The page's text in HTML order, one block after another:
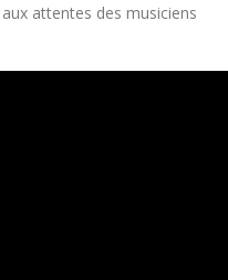
attentes des musiciens